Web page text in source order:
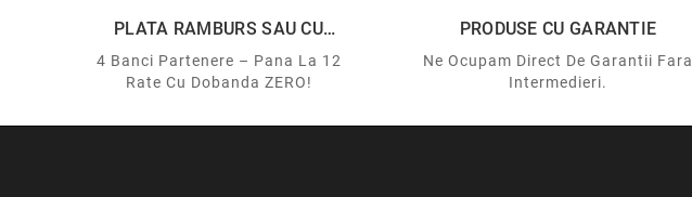
PLATA RAMBURS SAU CU
4 Banci Partenere – Pana La 12
Rate Cu Dobanda ZERO!
PRODUSE CU GARANTIE
Ne Ocupam Direct De Garantii Fara
Intermedieri.